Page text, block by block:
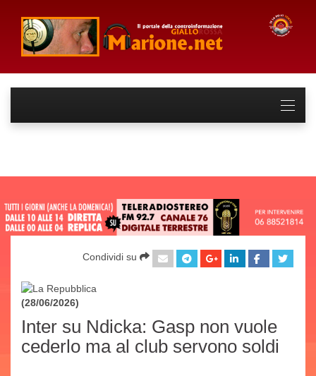
Condividi su
(28/06/2026)
Inter su Ndicka: Gasp non vuole
cederlo ma al club servono soldi